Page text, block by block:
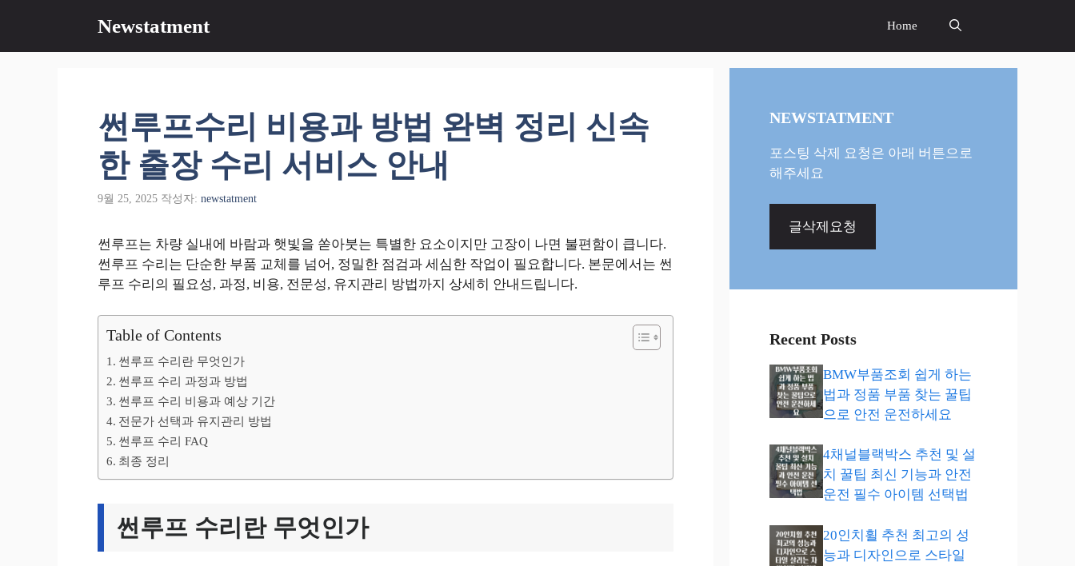
츠
Newstatment Home
썬루프수리 비용과 방법 완벽 정리 신속
한 출장 수리 서비스 안내
9월 25, 2025 작성자: newstatment
썬루프는 차량 실내에 바람과 햇빛을 쏟아붓는 특별한 요소이지만 고장이 나면 불편함이 큽니다.
썬루프 수리는 단순한 부품 교체를 넘어, 정밀한 점검과 세심한 작업이 필요합니다. 본문에서는 썬
루프 수리의 필요성, 과정, 비용, 전문성, 유지관리 방법까지 상세히 안내드립니다.
Table of Contents
썬루프 수리란 무엇인가
썬루프 수리 과정과 방법
썬루프 수리 비용과 예상 기간
전문가 선택과 유지관리 방법
썬루프 수리 FAQ
최종 정리
썬루프 수리란 무엇인가
NEWSTATMENT
포스팅 삭제 요청은 아래 버튼으로
해주세요
글삭제요청
Recent Posts
BMW부품조회 쉽게 하는
법과 정품 부품 찾는 꿀팁
으로 안전 운전하세요
4채널블랙박스 추천 및 설
치 꿀팁 최신 기능과 안전
운전 필수 아이템 선택법
20인치휠 추천 최고의 성
능과 디자인으로 스타일